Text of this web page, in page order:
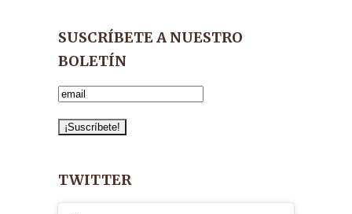
SUSCRÍBETE A NUESTRO
BOLETÍN
TWITTER